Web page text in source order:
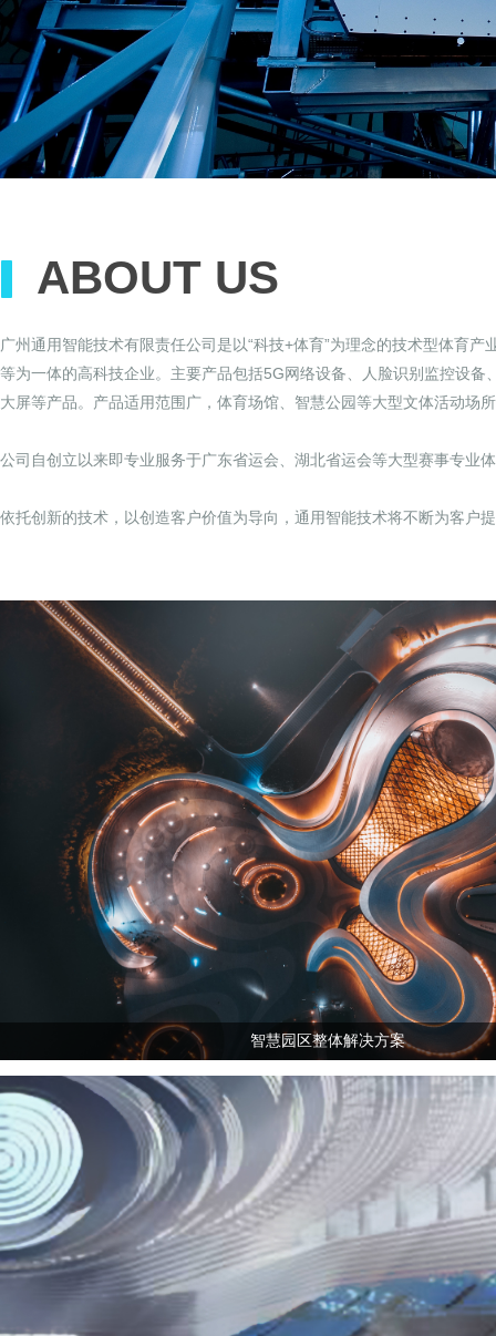
ABOUT US
智慧园区整体解决方案
广州通用智能技术有限责任公司是以“科技+体育”为理念的技术型体育
等为一体的高科技企业。主要产品包括5G网络设备、人脸识别监控设备
大屏等产品。产品适用范围广，体育场馆、智慧公园等大型文体活动场
公司自创立以来即专业服务于广东省运会、湖北省运会等大型赛事专业
依托创新的技术，以创造客户价值为导向，通用智能技术将不断为客户